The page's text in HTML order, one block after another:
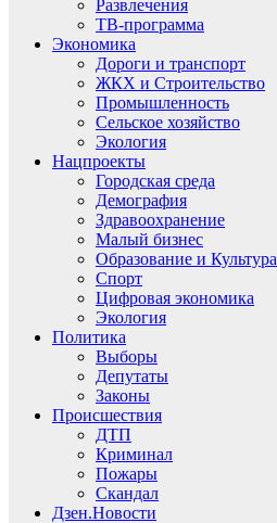
Развлечения
ТВ-программа
Экономика
Дороги и транспорт
ЖКХ и Строительство
Промышленность
Сельское хозяйство
Экология
Нацпроекты
Городская среда
Демография
Здравоохранение
Малый бизнес
Образование и Культура
Спорт
Цифровая экономика
Экология
Политика
Выборы
Депутаты
Законы
Происшествия
ДТП
Криминал
Пожары
Скандал
Дзен.Новости